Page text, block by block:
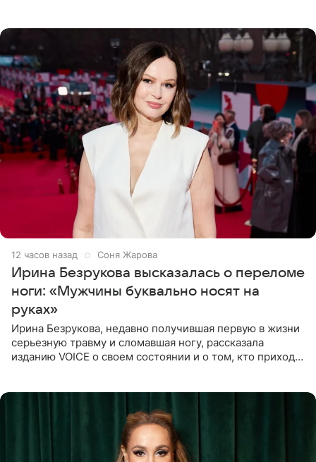
12 часов назад Соня Жарова
Ирина Безрукова высказалась о переломе
ноги: «Мужчины буквально носят на
руках»
Ирина Безрукова, недавно получившая первую в жизни
серьезную травму и сломавшая ногу, рассказала
изданию VOICE о своем состоянии и о том, кто приходит